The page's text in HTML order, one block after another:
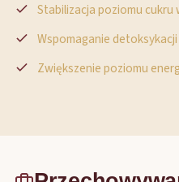
Stabilizacja poziomu cukru
Wspomaganie
Zwiększenie poziomu